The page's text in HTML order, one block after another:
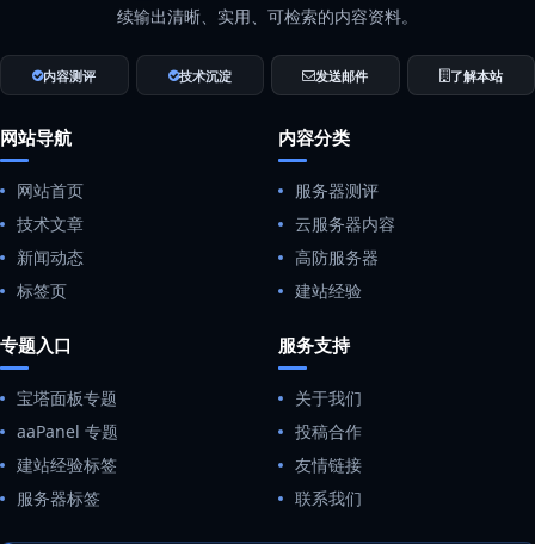
续输出清晰、实用、可检索的内容资料。
内容测评 技术沉淀 发送邮件 了解本站
网站导航
网站首页
技术文章
新闻动态
标签页
内容分类
服务器测评
云服务器内容
高防服务器
建站经验
专题入口
宝塔面板专题
aaPanel 专题
建站经验标签
服务器标签
服务支持
关于我们
投稿合作
友情链接
联系我们